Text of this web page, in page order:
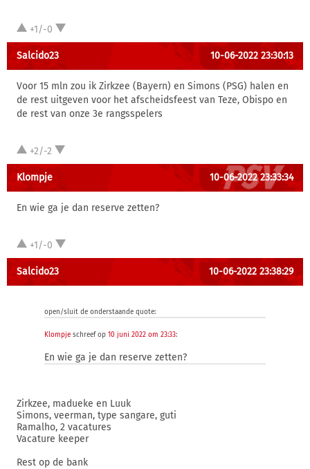
+1/-0
Salcido23 10-06-2022 23:30:13
Voor 15 mln zou ik Zirkzee (Bayern) en Simons (PSG) halen en
de rest uitgeven voor het afscheidsfeest van Teze, Obispo en
de rest van onze 3e rangsspelers
+2/-2
Klompje 10-06-2022 23:33:34
En wie ga je dan reserve zetten?
+1/-0
Salcido23 10-06-2022 23:38:29
open/sluit de onderstaande quote:
Klompje schreef op 10 juni 2022 om 23:33:
En wie ga je dan reserve zetten?
Zirkzee, madueke en Luuk
Simons, veerman, type sangare, guti
Ramalho, 2 vacatures
Vacature keeper
Rest op de bank